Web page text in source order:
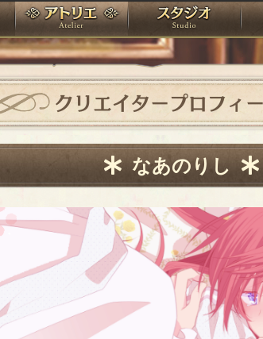
ローレット アトリエ ス
クリエイタープロフィ
なあのりし